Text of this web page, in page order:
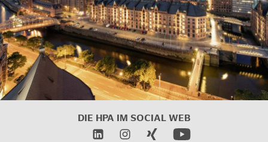
DIE HPA IM SOCIAL WEB